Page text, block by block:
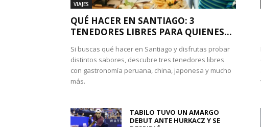
VIAJES
QUÉ HACER EN SANTIAGO: 3
TENEDORES LIBRES PARA QUIENES...
Si buscas qué hacer en Santiago y disfrutas probar
distintos sabores, descubre tres tenedores libres
con gastronomía peruana, china, japonesa y mucho
más.
TABILO TUVO UN AMARGO
DEBUT ANTE HURKACZ Y SE